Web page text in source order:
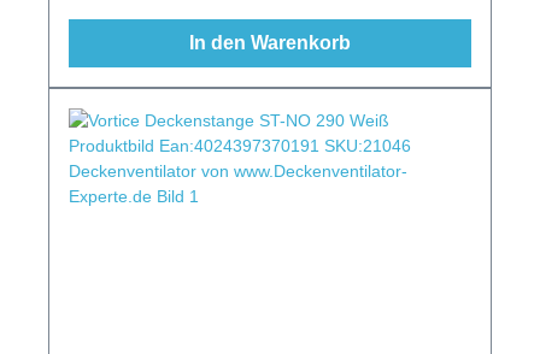
In den Warenkorb